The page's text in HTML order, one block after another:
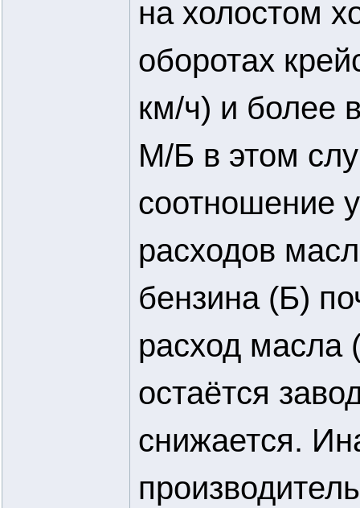
на холостом
оборотах
км/ч) и более
М/Б в этом
соотношение
расходов
бензина (Б)
расход масла
остаётся
снижается.